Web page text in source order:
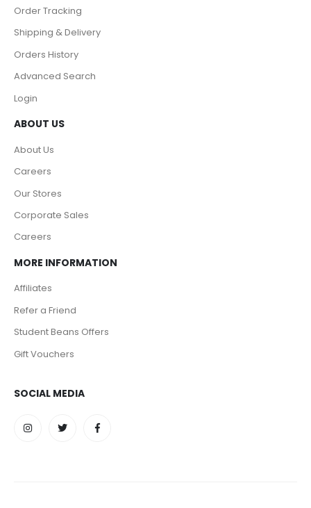
Order Tracking
Shipping & Delivery
Orders History
Advanced Search
Login
ABOUT US
About Us
Careers
Our Stores
Corporate Sales
Careers
MORE INFORMATION
Affiliates
Refer a Friend
Student Beans Offers
Gift Vouchers
SOCIAL MEDIA